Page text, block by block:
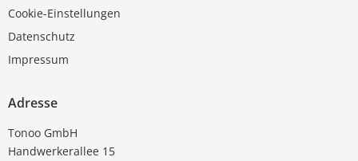
Cookie-Einstellungen
Datenschutz
Impressum
Adresse
Tonoo GmbH
Handwerkerallee 15